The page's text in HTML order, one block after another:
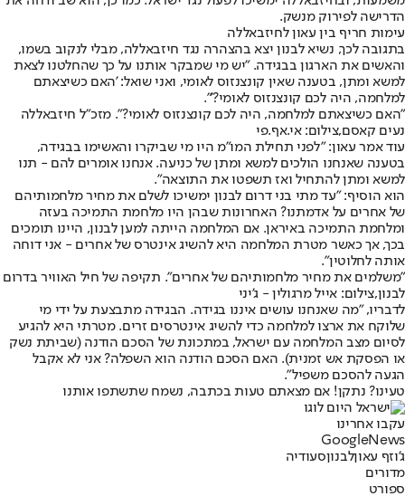
הדרישה לפירוק מנשק.
עימות חריף בין עאון לחיזבאללה
בתגובה לכך, נשיא לבנון יצא בהצהרה נגד חיזבאללה, מבלי לנקוב בשמו,
והאשים את הארגון בבגידה. "יש מי שמבקר אותנו על כך שהחלטנו לצאת
למשא ומתן, בטענה שאין קונצנזוס לאומי, ואני שואל: 'האם כשיצאתם
למלחמה, היה לכם קונצנזוס לאומי?'".
"האם כשיצאתם למלחמה, היה לכם קונצנזוס לאומי?". מזכ"ל חיזבאללה
נעים קאסם,צילום: אי.אף.פי
עוד אמר עאון: "לפני תחילת המו"מ היו מי שביקרו והאשימו בבגידה,
בטענה שאנחנו הולכים למשא ומתן של כניעה. אנחנו אומרים להם - תנו
למשא ומתן להתחיל ואז תשפטו את התוצאה".
הוא הוסיף: "עד מתי בני דרום לבנון ימשיכו לשלם את מחיר מלחמותיהם
של אחרים על אדמתנו? האחרונות שבהן היו מלחמת התמיכה בעזה
ומלחמת התמיכה באיראן. אם המלחמה הייתה למען לבנון, היינו תומכים
בכך, אך כאשר מטרת המלחמה היא להשיג אינטרס של אחרים - אני דוחה
אותה לחלוטין".
"משלמים את מחיר מלחמותיהם של אחרים". תקיפה של חיל האוויר בדרום
לבנון,צילום: אייל מרגולין - ג'יני
לדבריו, "מה שאנחנו עושים איננו בגידה. הבגידה מתבצעת על ידי מי
שלוקח את ארצו למלחמה כדי להשיג אינטרסים זרים. מטרתי היא להגיע
לסיום מצב המלחמה עם ישראל, במתכונת של הסכם הודנה (שביתת נשק
או הפסקת אש זמנית). האם הסכם הודנה הוא השפלה? אני לא אקבל
הגעה להסכם משפיל".
טעינו? נתקן! אם מצאתם טעות בכתבה, נשמח שתשתפו אותנו
עקבו אחרינו
Googl eNews
ג'וזף עאוןלבנוןסעודיה
מדורים
ספורט